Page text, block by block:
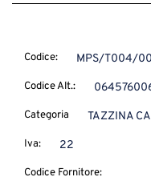
Codice: MPS/T004/
Codice Alt.:
Categoria TAZZINA
Iva: 22
Codice Fornitore: